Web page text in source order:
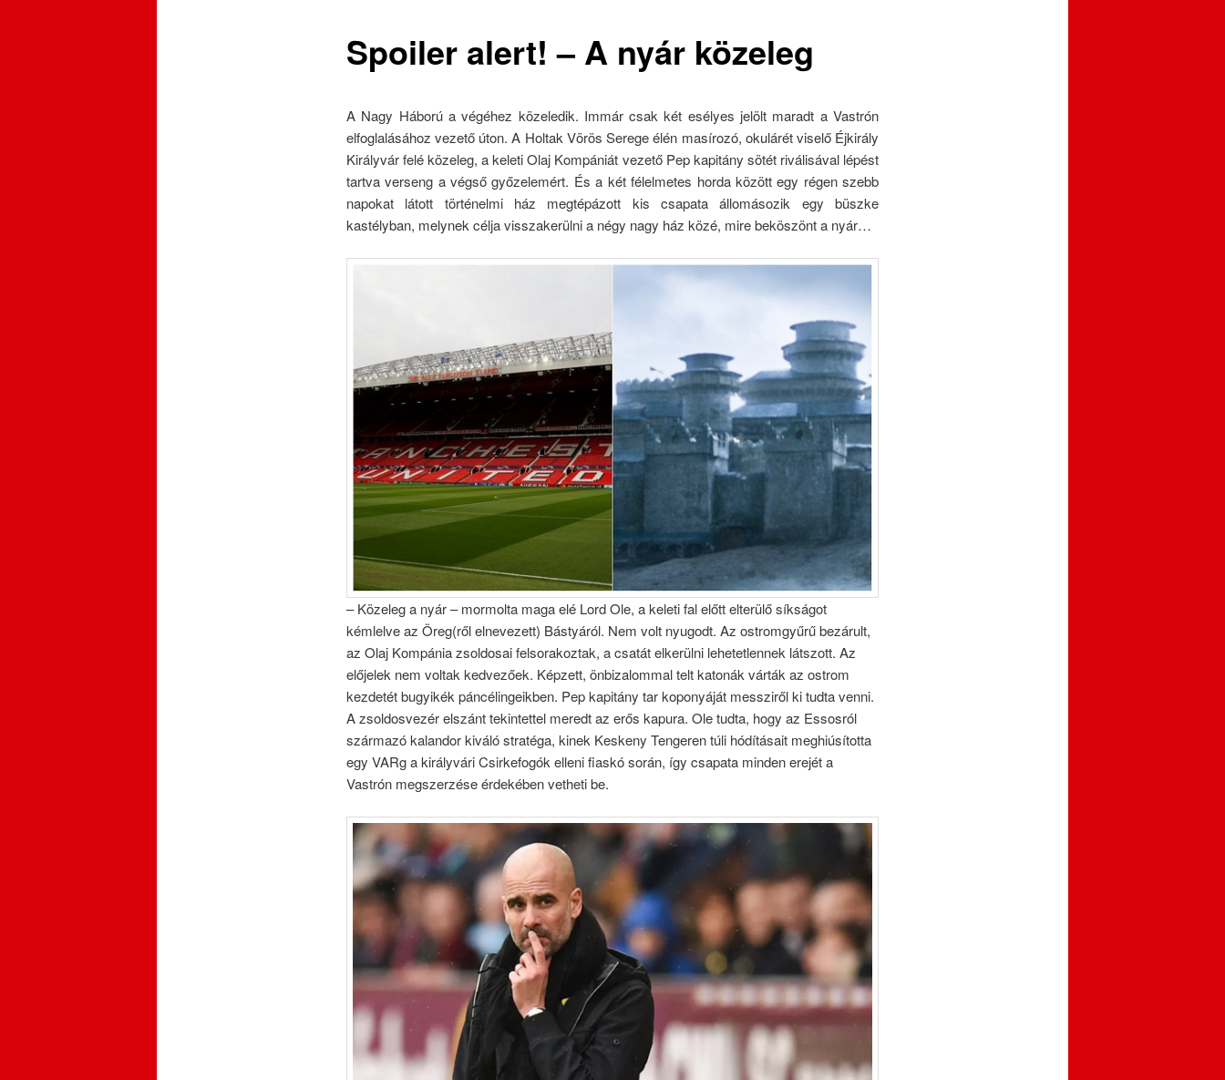
Spoiler alert! – A nyár közeleg
A Nagy Háború a végéhez közeledik. Immár csak két esélyes jelölt maradt a Vastrón
elfoglalásához vezető úton. A Holtak Vörös Serege élén masírozó, okulárét viselő Éjkirály
Királyvár felé közeleg, a keleti Olaj Kompániát vezető Pep kapitány sötét riválisával lépést
tartva verseng a végső győzelemért. És a két félelmetes horda között egy régen szebb
napokat látott történelmi ház megtépázott kis csapata állomásozik egy büszke
kastélyban, melynek célja visszakerülni a négy nagy ház közé, mire beköszönt a nyár…
– Közeleg a nyár – mormolta maga elé Lord Ole, a keleti fal előtt elterülő síkságot
kémlelve az Öreg(ről elnevezett) Bástyáról. Nem volt nyugodt. Az ostromgyűrű bezárult,
az Olaj Kompánia zsoldosai felsorakoztak, a csatát elkerülni lehetetlennek látszott. Az
előjelek nem voltak kedvezőek. Képzett, önbizalommal telt katonák várták az ostrom
kezdetét bugyikék páncélingeikben. Pep kapitány tar koponyáját messziről ki tudta venni.
A zsoldosvezér elszánt tekintettel meredt az erős kapura. Ole tudta, hogy az Essosról
származó kalandor kiváló stratéga, kinek Keskeny Tengeren túli hódításait meghiúsította
egy VARg a királyvári Csirkefogók elleni fiaskó során, így csapata minden erejét a
Vastrón megszerzése érdekében vetheti be.